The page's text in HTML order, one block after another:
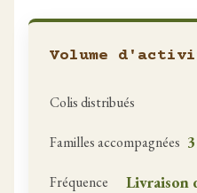
Volume
Colis distribués
Familles accompagnées
Fréquence Livraison